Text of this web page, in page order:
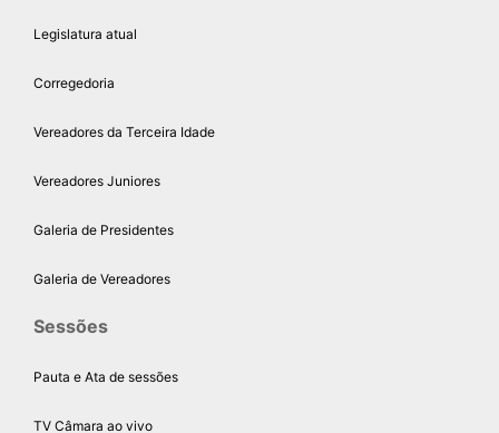
Legislatura atual
Corregedoria
Vereadores da Terceira Idade
Vereadores Juniores
Galeria de Presidentes
Galeria de Vereadores
Sessões
Pauta e Ata de sessões
TV Câmara ao vivo